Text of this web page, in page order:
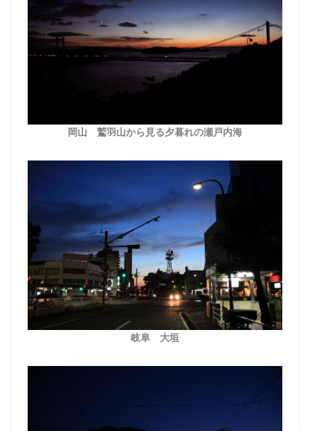
岡山 鷲羽山から見る夕暮れの瀬戸内海
岐阜 大垣